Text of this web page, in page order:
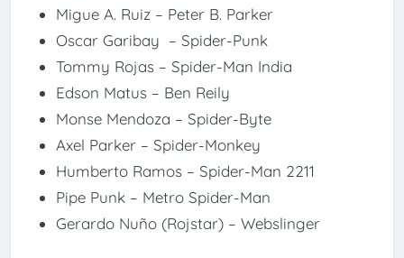
Migue A. Ruiz – Peter B. Parker
Oscar Garibay – Spider-Punk
Tommy Rojas – Spider-Man India
Edson Matus – Ben Reily
Monse Mendoza – Spider-Byte
Axel Parker – Spider-Monkey
Humberto Ramos – Spider-Man 2211
Pipe Punk – Metro Spider-Man
Gerardo Nuño (Rojstar) – Webslinger